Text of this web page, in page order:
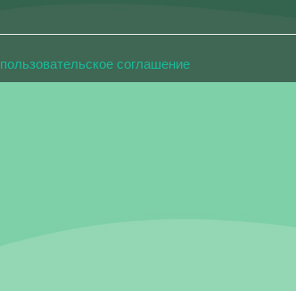
пользовательское соглашение